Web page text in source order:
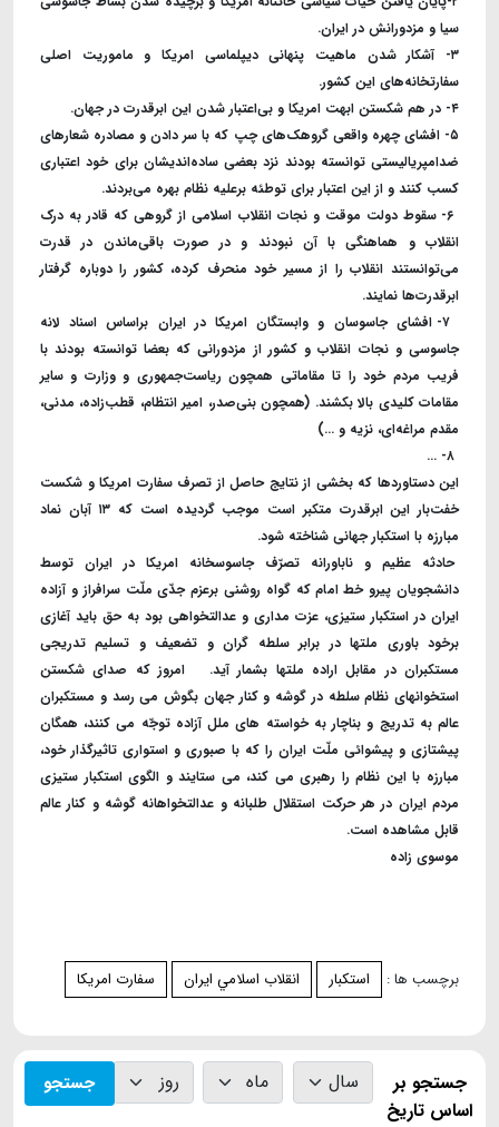
سیا و مزدورانش در ایران.
۳- آشکار شدن ماهیت پنهانی دیپلماسی امریکا و ماموریت اصلی
سفارتخانه‌های این کشور.
۴- در هم شکستن ابهت امریکا و بی‌اعتبار شدن این ابر‌قدرت در جهان.
۵- افشای چهره واقعی گروهک‌های چپ که با سر دادن و مصادره شعارهای
ضد‌امپریالیستی توانسته بودند نزد بعضی ساده‌اندیشان برای خود اعتباری
کسب کنند و از این اعتبار برای توطئه برعلیه نظام بهره می‌بردند.
۶- سقوط دولت موقت و نجات انقلاب اسلامی از گروهی که قادر به درک
انقلاب و هماهنگی با آن نبودند و در صورت باقی‌ماندن در قدرت
می‌توانستند انقلاب را از مسیر خود منحرف کرده، کشور را دوباره گرفتار
ابر‌قدرت‌ها نمایند.
۷- افشای جاسوسان و وابستگان امریکا در ایران براساس اسناد لانه
جاسوسی و نجات انقلاب و کشور از مزدورانی که بعضا توانسته بودند با
فریب مردم خود را تا مقاماتی همچون ریاست‌جمهوری و وزارت و سایر
مقامات کلیدی بالا بکشند. (همچون بنی‌صدر، امیر انتظام، قطب‌زاده، مدنی،
مقدم مراغه‌ای، نزیه و ...)
این دستاوردها که بخشی از نتایج حاصل از تصرف سفارت امریکا و شکست
خفت‌بار این ابر‌قدرت متکبر است موجب گردیده است که ۱۳ آبان نماد
مبارزه با استکبار جهانی شناخته شود.
حادثه عظیم و ناباورانه تصرّف جاسوسخانه امریکا در ایران توسط
دانشجویان پیرو خط امام که گواه روشنی برعزم جدّی ملّت سرافراز و آزاده
ایران در استکبار ستیزی، عزت مداری و عدالتخواهی بود به حق باید آغازی
برخود باوری ملتها در برابر سلطه گران و تضعیف و تسلیم تدریجی
مستکبران در مقابل اراده ملتها بشمار آید. امروز که صدای شکستن
استخوانهای نظام سلطه در گوشه و کنار جهان بگوش می رسد و مستکبران
عالم به تدریج و بناچار به خواسته های ملل آزاده توجّه می کنند، همگان
پیشتازی و پیشوائی ملّت ایران را که با صبوری و استواری تاثیرگذار خود،
مبارزه با این نظام را رهبری می کند، می ستایند و الگوی استکبار ستیزی
مردم ایران در هر حرکت استقلال طلبانه و عدالتخواهانه گوشه و کنار عالم
قابل مشاهده است.
موسوی زاده
برچسب ها : استکبار انقلاب اسلامي ايران سفارت امريكا
جستجو بر
اساس تاریخ
جستجو